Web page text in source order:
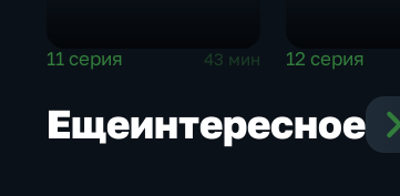
11 серия 43 мин 12 серия
Ещеинтересное